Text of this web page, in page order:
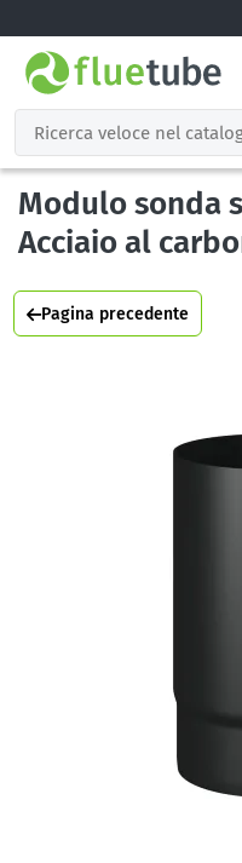
Modulo sonda
Acciaio al
Pagina precedente